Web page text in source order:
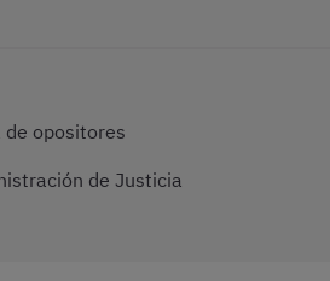
de opositores
de Justicia